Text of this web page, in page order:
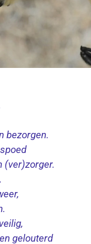
bezorgen.
(ver)zorger.
gelouterd